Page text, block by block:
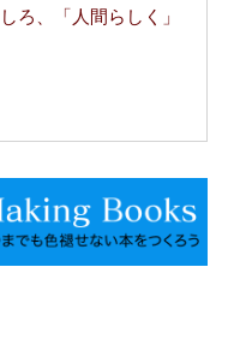
ろ、「人間らしく」